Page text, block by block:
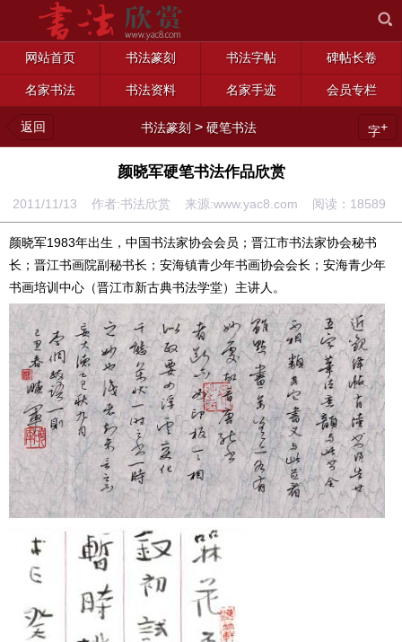
网站首页 书法篆刻 书法字帖 碑帖长卷
名家书法 书法资料 名家手迹 会员专栏
返回 书法篆刻 >硬笔书法 字+
颜晓军硬笔书法作品欣赏
2011/11/13 作者:书法欣赏 来源:www.yac8.com 阅读： 18589
颜晓军1983年出生，中国书法家协会会员；晋江市书法家协会秘书
长；晋江书画院副秘书长；安海镇青少年书画协会会长；安海青少年
书画培训中心（晋江市新古典书法学堂）主讲人。